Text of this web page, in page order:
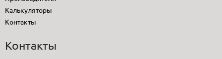
Калькуляторы
Контакты
Контакты